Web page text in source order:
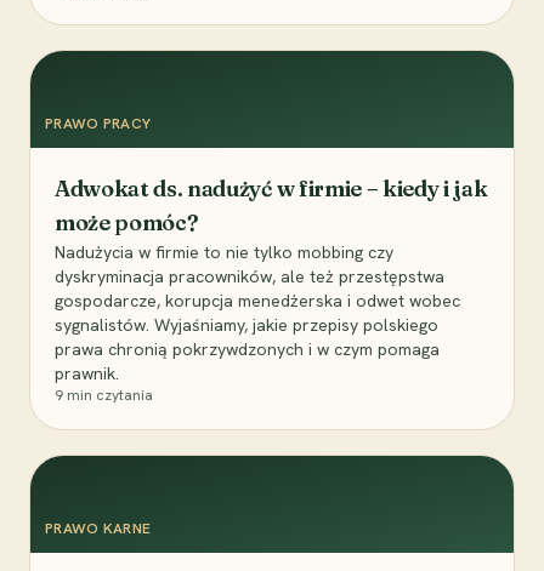
PRAWO PRACY
Adwokat ds. nadużyć w firmie – kiedy i jak
może pomóc?
Nadużycia w firmie to nie tylko mobbing czy
dyskryminacja pracowników, ale też przestępstwa
gospodarcze, korupcja menedżerska i odwet wobec
sygnalistów. Wyjaśniamy, jakie przepisy polskiego
prawa chronią pokrzywdzonych i w czym pomaga
prawnik.
9 min czytania
PRAWO KARNE